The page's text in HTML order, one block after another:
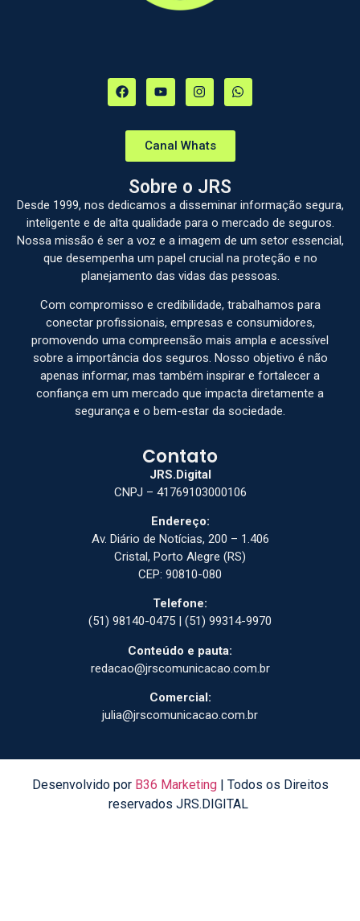
Canal Whats
Sobre o JRS
Desde 1999, nos dedicamos a disseminar informação segura,
inteligente e de alta qualidade para o mercado de seguros.
Nossa missão é ser a voz e a imagem de um setor essencial,
que desempenha um papel crucial na proteção e no
planejamento das vidas das pessoas.
Com compromisso e credibilidade, trabalhamos para
conectar profissionais, empresas e consumidores,
promovendo uma compreensão mais ampla e acessível
sobre a importância dos seguros. Nosso objetivo é não
apenas informar, mas também inspirar e fortalecer a
confiança em um mercado que impacta diretamente a
segurança e o bem-estar da sociedade.
Contato
JRS.Digital
CNPJ – 41769103000106
Endereço:
Av. Diário de Notícias, 200 – 1.406
Cristal, Porto Alegre (RS)
CEP: 90810-080
Telefone:
(51) 98140-0475 | (51) 99314-9970
Conteúdo e pauta:
redacao@jrscomunicacao.com.br
Comercial:
julia@jrscomunicacao.com.br
Desenvolvido por B36 Marketing| Todos os Direitos
reservados JRS.DIGITAL